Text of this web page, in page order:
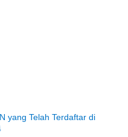
yang Telah Terdaftar di